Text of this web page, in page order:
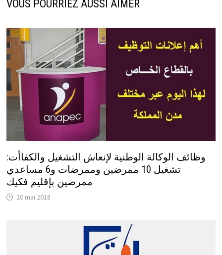
VOUS POURRIEZ AUSSI AIMER
وظائف الوكالة الوطنية لإنعاش التشغيل والكفاأت:
تشغيل 10 ممرضين وممرضات و6 مساعدي
ممرضين بإقليم فكيك
20 mai 2018